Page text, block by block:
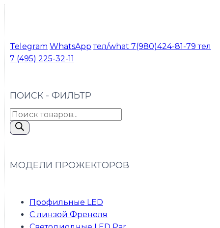
Telegram WhatsApp тел/what 7(980)424-81-79тел
7 (495) 225-32-11
ПОИСК - ФИЛЬТР
Поиск
товаров
МОДЕЛИ ПРОЖЕКТОРОВ
Профильные LED
С линзой Френеля